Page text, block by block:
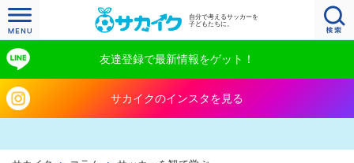
自分で考えるサッカーを
子どもたちに。
友達登録で最新情報をゲット！
サカイクのインスタを見る